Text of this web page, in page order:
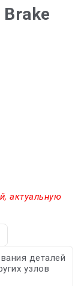
актуальную
деталей
узлов